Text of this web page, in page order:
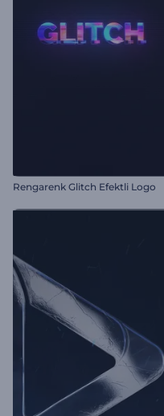
Rengarenk Glitch Efektli Logo